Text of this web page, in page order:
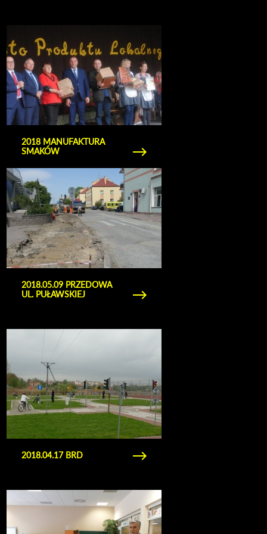
2018 MANUFAKTURA
SMAKÓW
Smaków
2018.05.09 PRZEDOWA
UL. PUŁAWSKIEJ
Obejrzyj galerię zdjęć 2018.05.09 przedowa ul.
Puławskiej
2018.04.17 BRD
Obejrzyj galerię zdjęć 2018.02.23 wręczenie
odblasków dzieciom